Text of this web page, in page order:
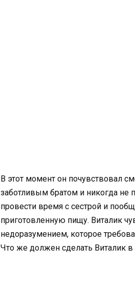
В этот момент он почувствовал
заботливым братом и никогда не
провести время с сестрой и
приготовленную пищу. Виталик
недоразумением, которое
Что же должен сделать Виталик в